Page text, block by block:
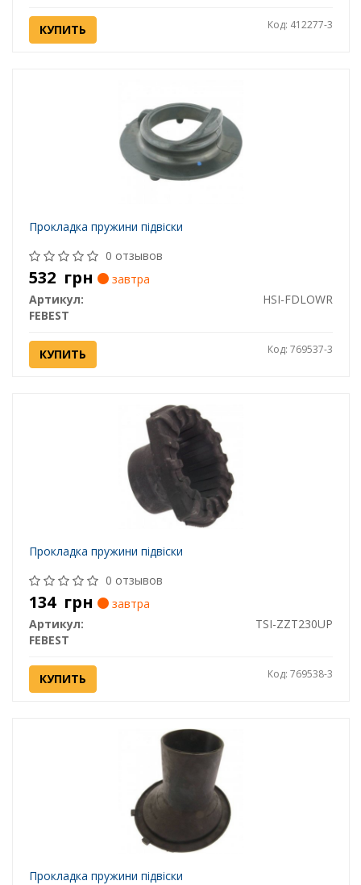
КУПИТЬ Код: 412277-3
Прокладка пружини підвіски
0 отзывов
532 грн
завтра
Артикул:
HSI-FDLOWR
FEBEST
КУПИТЬ Код: 769537-3
Прокладка пружини підвіски
0 отзывов
134 грн
завтра
Артикул:
TSI-ZZT230UP
FEBEST
КУПИТЬ Код: 769538-3
Прокладка пружини підвіски